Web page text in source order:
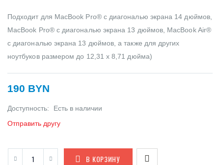
Подходит для MacBook Pro® с диагональю экрана 14 дюймов,
MacBook Pro® с диагональю экрана 13 дюймов, MacBook Air®
с диагональю экрана 13 дюймов, а также для других
ноутбуков размером до 12,31 x 8,71 дюйма)
190 BYN
Доступность:
Есть в наличии
Отправить другу
В КОРЗИНУ